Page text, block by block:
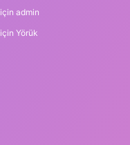
için admin
için Yörük